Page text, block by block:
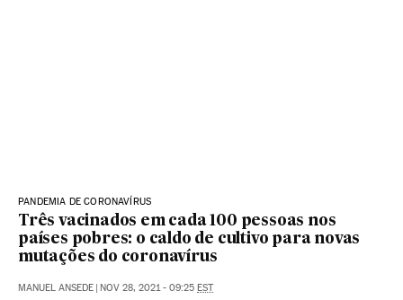
PANDEMIA DE CORONAVÍRUS
Três vacinados em cada 100 pessoas nos
países pobres: o caldo de cultivo para novas
mutações do coronavírus
MANUEL ANSEDE | NOV 28, 2021 - 09:25 EST